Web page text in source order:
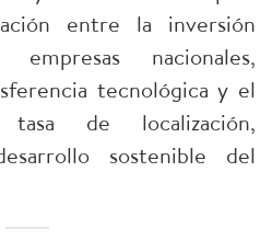
entre la inversión
nacionales,
tecnológica y el
de localización,
sostenible del